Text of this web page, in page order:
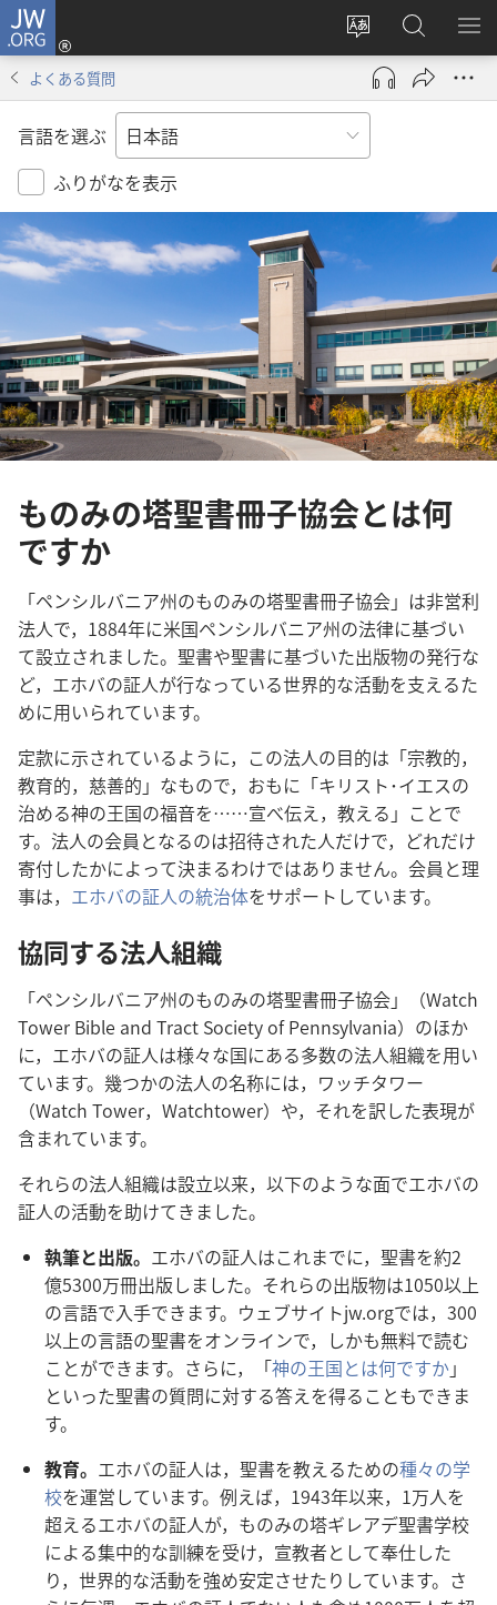
JW.ORG
サ
イ
ト
の
言
を
え
る
ロ
グ
ン
し
タ
ブ
で
開
く）
JW.ORG
の
検
メ
を
よくある質問
言語を選ぶ
ふりがなを表示
ものみの塔聖書冊子協会とは何
ですか
「ペンシルバニア州のものみの塔聖書冊子協会」は非営利
法人で，1884年に米国ペンシルバニア州の法律に基づい
て設立されました。 聖書や聖書に基づいた出版物の発行な
ど，エホバの証人が行なっている世界的な活動を支えるた
めに用いられています。
定款に示されているように，この法人の目的は「宗教的，
教育的， 慈善的 」なもので，おもに「キリスト･イエスの
治める神の王国の福音を……宣べ伝え， 教える」ことで
す。 法人の会員 となるのは招待された人だけで，どれだけ
寄付したかによって決まるわけではありません。 会員 と理
事は， エホバの証人の統治体をサポートしています。
協同する法人組織
「ペンシルバニア州のものみの塔聖書冊子協会」（Watch
Tower Bible and Tract Society of Pennsylvania）のほか
に，エホバの証人は様々な国にある多数の法人組織を用い
ています。 幾つかの法人の名称には，ワッチタワー
（Watch Tower，Watchtower）や，それを訳した表現が
含まれています。
それらの法人組織は設立以来， 以下のような面でエホバの
証人の活動を助けてきました。
執筆と出版。 エホバの証人はこれまでに， 聖書を約2
億5300万冊出版しました。それらの出版物は1050以 上
の言語で入手できます。ウェブサイトjw.orgでは，300
以 上の言語の聖書をオンラインで，しかも無料で読む
ことができます。さらに，「神の王国とは何ですか」
といった聖書の質問に対する答えを得ることもできま
す。
教育。 エホバの証人は， 聖書を教えるための種々の学
校を運営しています。 例えば，1943年以来，1万人を
超えるエホバの証人が，ものみの塔ギレアデ聖書学校
による集中的な訓練を受け， 宣教者として奉仕した
り， 世界的な活動を強め安定させたりしています。さ